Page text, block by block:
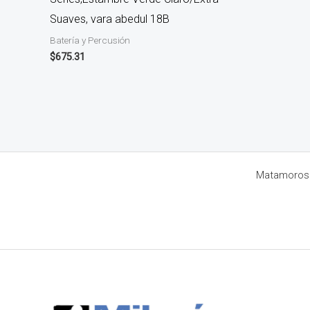
Suaves, vara abedul 18B
Batería y Percusión
$675.31